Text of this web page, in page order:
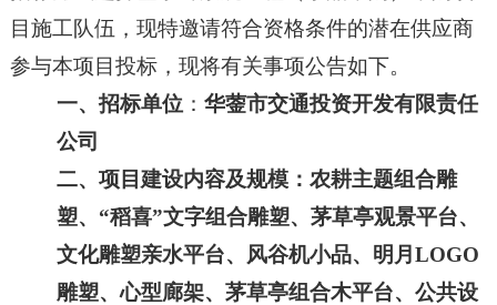
目 施工队伍，现特邀请符合资格条件的潜在供应商
参与本项目 投标，现将有关事项公告如下。
一、招标单位 ： 华蓥市交通投资开发有限责任
公司
二、 项目建设内容及规模： 农耕主题组合雕
塑、 “稻喜”文字组合雕塑、茅草亭观景平台、
文化雕塑亲水平台、风谷机小品、明月 LOGO
雕塑、心型廊架、茅草亭组合木平台、公共设